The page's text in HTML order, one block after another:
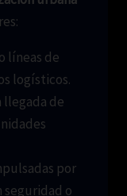
líneas de
logísticos.
llegada de
por
seguridad o